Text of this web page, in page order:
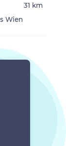
Wien
31 km